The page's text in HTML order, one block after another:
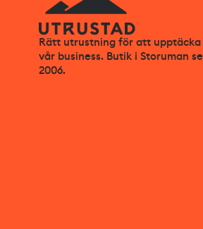
Rätt utrustning för att
vår business. Butik i Storuman
2006.